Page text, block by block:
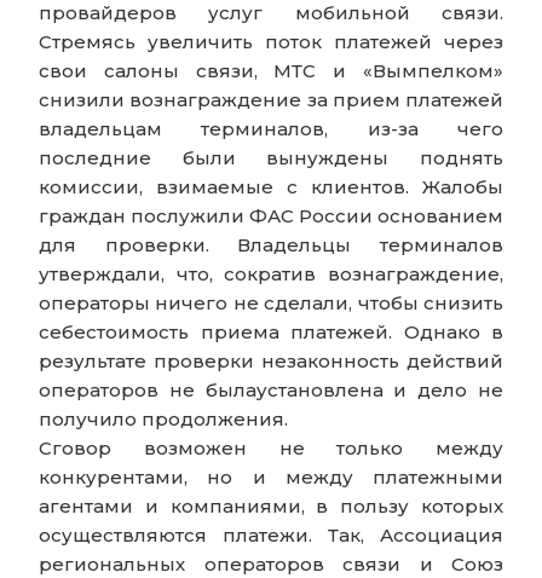
провайдеров услуг мобильной связи.
Стремясь увеличить поток платежей через
свои салоны связи, МТС и «Вымпелком»
снизили вознаграждение за прием платежей
владельцам терминалов, из-за чего
последние были вынуждены поднять
комиссии, взимаемые с клиентов. Жалобы
граждан послужили ФАС России основанием
для проверки. Владельцы терминалов
утверждали, что, сократив вознаграждение,
операторы ничего не сделали, чтобы снизить
себестоимость приема платежей. Однако в
результате проверки незаконность действий
операторов не былаустановлена и дело не
получило продолжения.
Сговор возможен не только между
конкурентами, но и между платежными
агентами и компаниями, в пользу которых
осуществляются платежи. Так, Ассоциация
региональных операторов связи и Союз